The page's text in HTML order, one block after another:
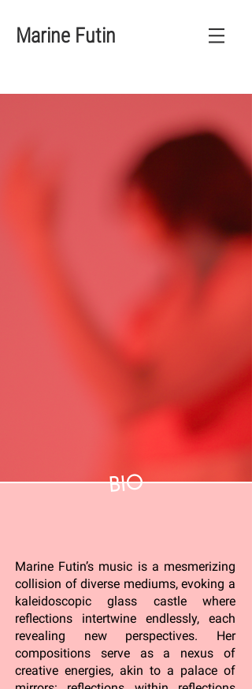
Marine Futin
Marine Futin’s music is a mesmerizing
collision of diverse mediums, evoking a
kaleidoscopic glass castle where
reflections intertwine endlessly, each
revealing new perspectives. Her
compositions serve as a nexus of
creative energies, akin to a palace of
BIO